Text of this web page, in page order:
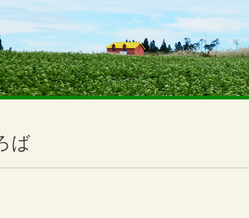
ば